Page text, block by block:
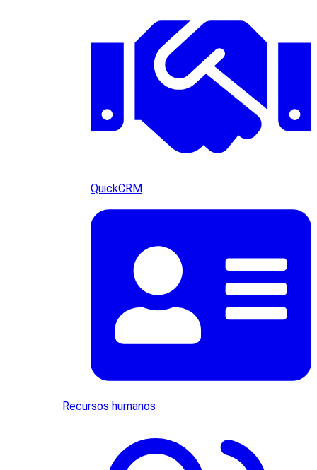
QuickCRM
Recursos humanos